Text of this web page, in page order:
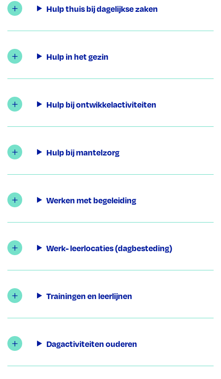
Hulp thuis bij dagelijkse zaken
Hulp in het gezin
Hulp bij ontwikkelactiviteiten
Hulp bij mantelzorg
Werken met begeleiding
Werk- leerlocaties (dagbesteding)
Trainingen en leerlijnen
Dagactiviteiten ouderen